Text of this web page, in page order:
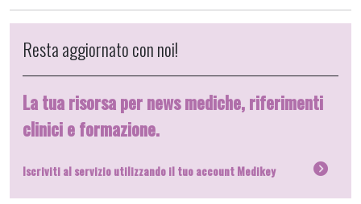
Resta aggiornato con noi!
La tua risorsa per news mediche, riferimenti
clinici e formazione.
Iscriviti al servizio utilizzando il tuo account Medikey